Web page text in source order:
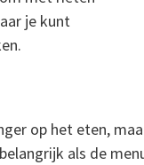
je kunt
op het eten,
als de